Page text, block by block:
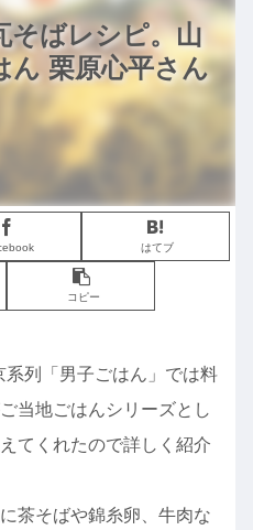
そばレシピ。山
ん 栗原心平さん
はてブ
コピー
列「男子ごはん」では料
当地ごはんシリーズとし
てくれたので詳しく紹介
茶そばや錦糸卵、牛肉な